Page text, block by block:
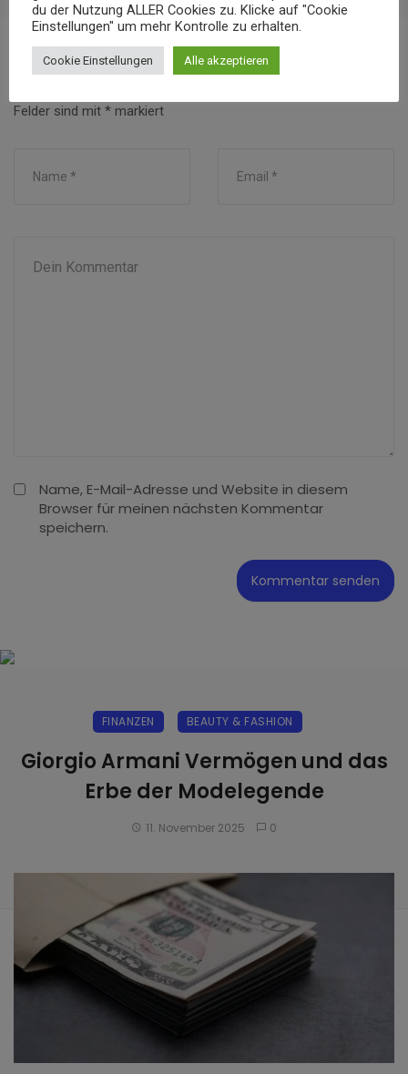
ANTWORT VERFASSEN
Felder sind mit * markiert
Name, E-Mail-Adresse und Website in diesem
Browser für meinen nächsten Kommentar
speichern.
FINANZEN BEAUTY & FASHION
Giorgio Armani Vermögen und das
Erbe der Modelegende
11. November 2025 0
du der Nutzung ALLER Cookies zu. Klicke auf "Cookie
Einstellungen" um mehr Kontrolle zu erhalten.
Cookie Einstellungen Alle akzeptieren